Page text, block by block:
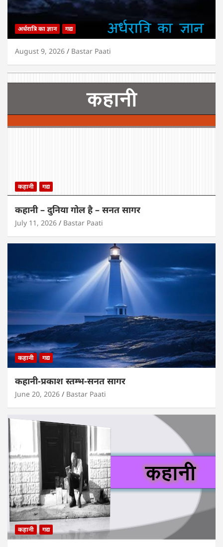
अर्धरात्रि का ज्ञान गद्य
August 9, 2026 Bastar Paati
कहानी गद्य
कहानी – दुनिया गोल है – सनत सागर
July 11, 2026 Bastar Paati
कहानी गद्य
कहानी-प्रकाश स्तम्भ-सनत सागर
June 20, 2026 Bastar Paati
कहानी गद्य